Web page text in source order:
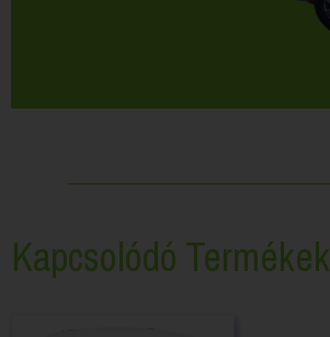
Kapcsolódó Termékek